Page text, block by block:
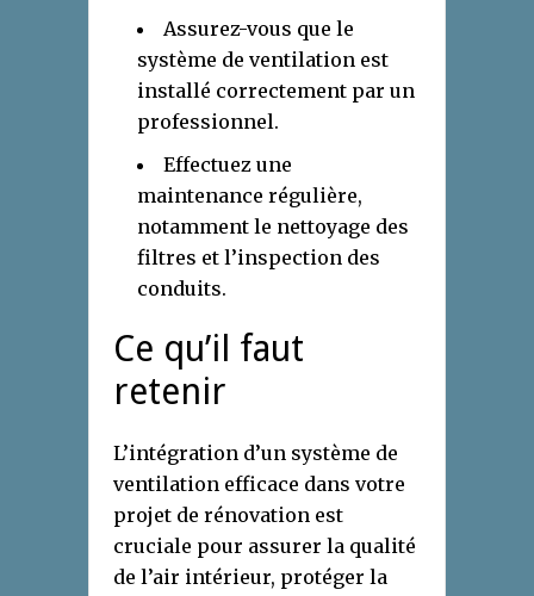
Assurez-vous que le
système de ventilation est
installé correctement par un
professionnel.
Effectuez une
maintenance régulière,
notamment le nettoyage des
filtres et l’inspection des
conduits.
Ce qu’il faut
retenir
L’intégration d’un système de
ventilation efficace dans votre
projet de rénovation est
cruciale pour assurer la qualité
de l’air intérieur, protéger la